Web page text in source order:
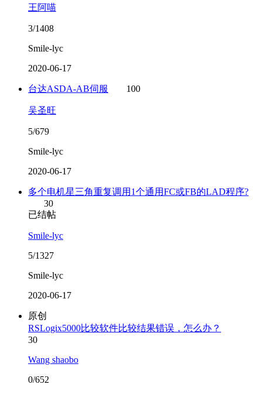
王阿喵
3/1408
Smile-lyc
2020-06-17
台达ASDA-AB伺服 100
吴圣旺
5/679
Smile-lyc
2020-06-17
多个电机星三角重复调用1个通用FC或FB的LAD程序?
30
已结帖
Smile-lyc
5/1327
Smile-lyc
2020-06-17
原创
RSLogix5000比较软件比较结果错误，怎么办？
30
Wang shaobo
0/652